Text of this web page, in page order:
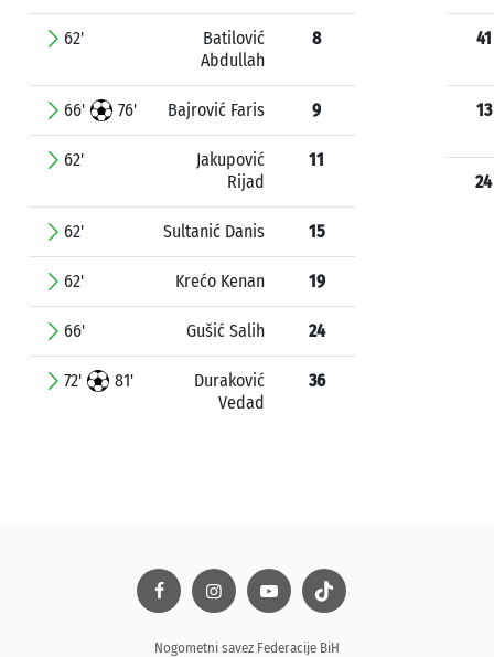
62'
Batilović
Abdullah
8
66' 76' Bajrović Faris 9
62'
Jakupović
Rijad
11
62' Sultanić Danis 15
62' Krećo Kenan 19
66' Gušić Salih 24
72' 81'
Duraković
Vedad
36
41
13
24
Nogometni savez Federacije BiH